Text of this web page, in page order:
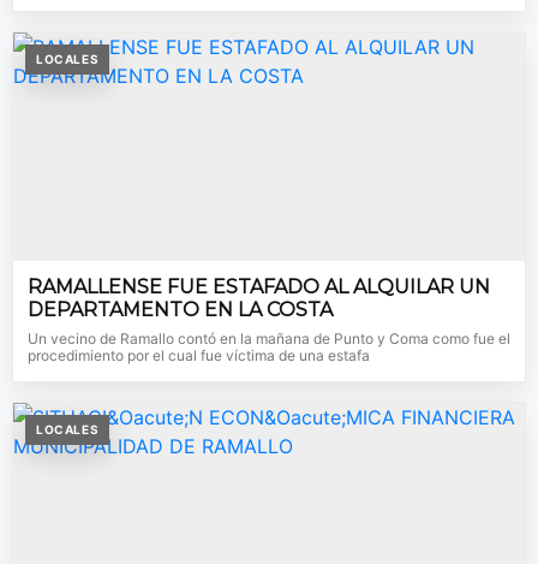
LOCALES
RAMALLENSE FUE ESTAFADO AL ALQUILAR UN
DEPARTAMENTO EN LA COSTA
Un vecino de Ramallo contó en la mañana de Punto y Coma como fue el
procedimiento por el cual fue víctima de una estafa
LOCALES